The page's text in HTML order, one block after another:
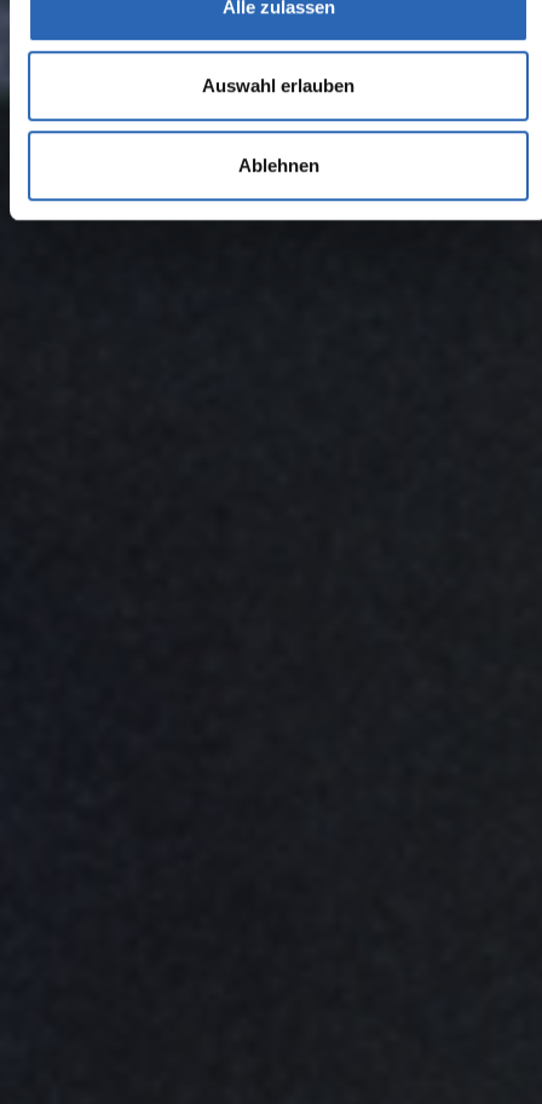
Alle zulassen
Auswahl erlauben
Ablehnen